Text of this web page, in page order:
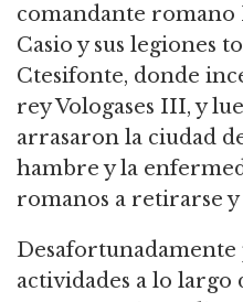
comandante romano
Casio y sus legiones
Ctesifonte, donde
rey Vologases III, y
arrasaron la ciudad
hambre y la
romanos a retirarse
Desafortunadamente
actividades a lo